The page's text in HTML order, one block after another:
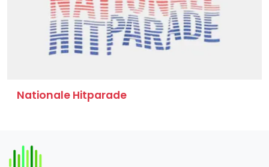
Nationale Hitparade